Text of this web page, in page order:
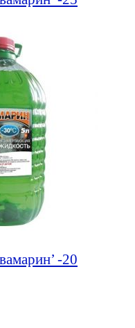
-20